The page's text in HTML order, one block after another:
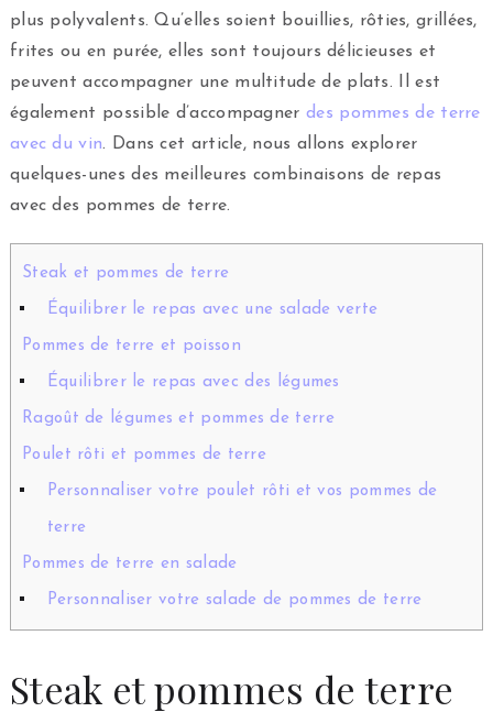
plus polyvalents. Qu’elles soient bouillies, rôties, grillées,
frites ou en purée, elles sont toujours délicieuses et
peuvent accompagner une multitude de plats. Il est
également possible d’accompagner des pommes de terre
avec du vin. Dans cet article, nous allons explorer
quelques-unes des meilleures combinaisons de repas
avec des pommes de terre.
Steak et pommes de terre
Équilibrer le repas avec une salade verte
Pommes de terre et poisson
Équilibrer le repas avec des légumes
Ragoût de légumes et pommes de terre
Poulet rôti et pommes de terre
Personnaliser votre poulet rôti et vos pommes de
terre
Pommes de terre en salade
Personnaliser votre salade de pommes de terre
Steak et pommes de terre